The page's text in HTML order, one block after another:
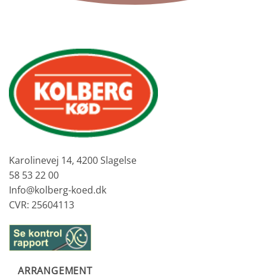
Karolinevej 14, 4200 Slagelse
58 53 22 00
Info@kolberg-koed.dk
CVR: 25604113
ARRANGEMENT